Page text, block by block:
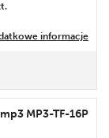
informacje
MP3-TF-16P